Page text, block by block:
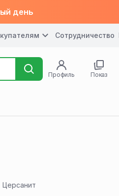
день
Сотрудничество
Профиль Показ
Церсанит